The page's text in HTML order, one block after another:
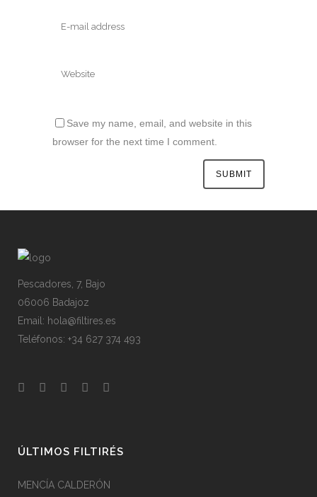
Save my name, email, and website in this
browser for the next time I comment.
Pescadores, 7, Bajo
06006 Badajoz
Email: hola@filtires.es
Teléfonos: +34 627 374 493
ÚLTIMOS FILTIRÉS
MENCÍA CALDERÓN